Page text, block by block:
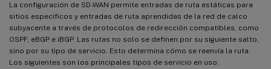
La configuración de SD-WAN permite entradas de ruta estáticas para
sitios específicos y entradas de ruta aprendidas de la red de calco
subyacente a través de protocolos de redirección compatibles, como
OSPF, eBGP e iBGP. Las rutas no solo se definen por su siguiente salto,
sino por su tipo de servicio. Esto determina cómo se reenvía la ruta.
Los siguientes son los principales tipos de servicio en uso: